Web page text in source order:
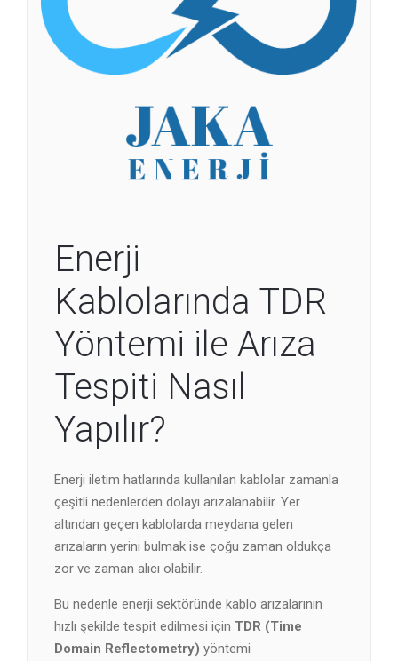
Enerji
Kablolarında TDR
Yöntemi ile Arıza
Tespiti Nasıl
Yapılır?
Enerji iletim hatlarında kullanılan kablolar zamanla
çeşitli nedenlerden dolayı arızalanabilir. Yer
altından geçen kablolarda meydana gelen
arızaların yerini bulmak ise çoğu zaman oldukça
zor ve zaman alıcı olabilir.
Bu nedenle enerji sektöründe kablo arızalarının
hızlı şekilde tespit edilmesi için TDR (Time
Domain Reflectometry) yöntemi